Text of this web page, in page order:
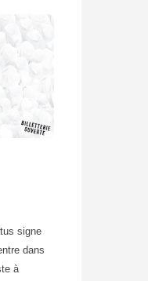
signe
dans
à